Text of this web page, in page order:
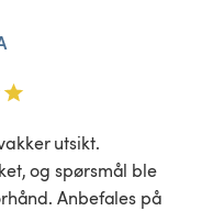
utsikt.
Anbefales på